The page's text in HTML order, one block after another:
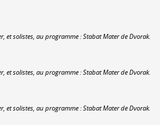
et solistes, au programme : Stabat Mater de Dvorak.
et solistes, au programme : Stabat Mater de Dvorak.
et solistes, au programme : Stabat Mater de Dvorak.